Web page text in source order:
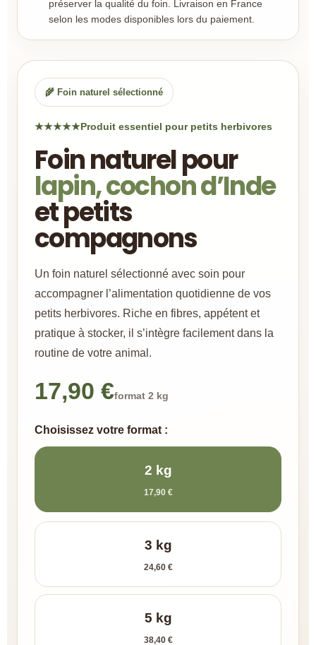
préserver la qualité du foin. Livraison en France
selon les modes disponibles lors du paiement.
🌾 Foin naturel sélectionné
★★★★★Produit essentiel pour petits herbivores
Foin naturel pour
lapin, cochon d’Inde
et petits
compagnons
Un foin naturel sélectionné avec soin pour
accompagner l’alimentation quotidienne de vos
petits herbivores. Riche en fibres, appétent et
pratique à stocker, il s’intègre facilement dans la
routine de votre animal.
17,90 €format 2 kg
Choisissez votre format :
2 kg
17,90 €
3 kg
24,60 €
5 kg
38,40 €